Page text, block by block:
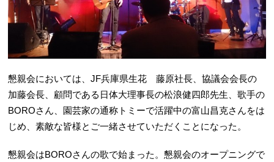
懇親会においては、JF兵庫県生花 藤原社長、協議会会長の
加藤会長、顧問である日体大理事長の松浪健四郎先生、歌手の
BOROさん、園芸家の通称トミーで活躍中の富山昌克さんをは
じめ、素敵な皆様とご一緒させていただくことになった。
懇親会はBOROさんの歌で始まった。懇親会のオープニングで